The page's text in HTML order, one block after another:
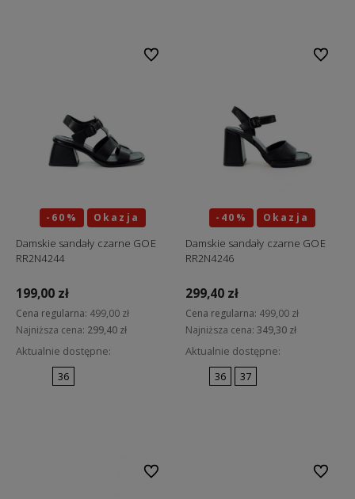
-60% Okazja
Damskie sandały czarne GOE
RR2N4244
199,00 zł
Cena regularna: 499,00 zł
Najniższa cena: 299,40 zł
Aktualnie dostępne:
36
Do ulubionych
-40% Okazja
Damskie sandały czarne GOE
RR2N4246
299,40 zł
Cena regularna: 499,00 zł
Najniższa cena: 349,30 zł
Aktualnie dostępne:
36
37
Do
Do ulubionych Do